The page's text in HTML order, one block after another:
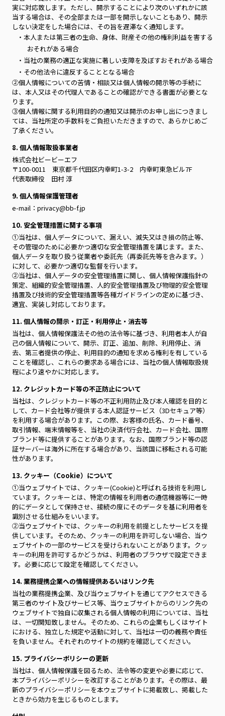
実に対応致します。ただし、開示することにより次のいずれかに該
当する場合は、その全部または一部を開示しないこともあり、開示
しない決定をした場合には、その旨を遅滞なく通知します。
・本人または第三者の生命、身体、財産その他の権利利益を害する
おそれがある場合
・当社の業務の適正な実施に著しい支障を及ぼすおそれがある場合
・その他法令に違反することとなる場合
②個人情報についての苦情・相談又は個人情報の開示等の手続に
は、本人又はその代理人であることの確認ができる書面が必要とな
ります。
③個人情報に関する利用目的の通知又は開示のお申し出につきまし
ては、当社所定の手数料をご負担いただきますので、あらかじめご
了承ください。
8. 個人情報取扱事業者
株式会社ビービーエフ
〒100-0011 東京都千代田区内幸町1-3-2 内幸町東急ビル7F
代表取締役 田村 淳
9. 個人情報保護管理者
e-mail：privacy@bb-f.jp
10. 安全管理措置に関する事項
①当社は、個人データについて、漏えい、滅失又はき損の防止等、
その管理のために必要かつ適切な安全管理措置を講じます。また、
個人データを取り扱う従業者や委託先（再委託先等を含みます。）
に対して、必要かつ適切な監督を行います。
②当社は、個人データの安全管理措置に関し、個人情報保護指針の
策定、組織的安全管理措置、人的安全管理措置及び物理的安全管理
措置及び技術的安全管理措置等各種ガイドラインの定めに基づき、
適宜、実装し対応しております。
11. 個人情報の開示・訂正・利用停止・消去等
当社は、個人情報保護法その他の法令等に基づき、利用者本人が自
己の個人情報について、開示、訂正、追加、削除、利用停止、消
去、第三者提供の停止、利用目的の通知を求める権利を有している
ことを確認し、これらの要求ある場合には、当社の個人情報取扱規
程により速やかに対応します。
12. クレジットカード等の不正防止について
当社は、クレジットカード等の不正利用防止及び本人確認を目的と
して、カード会社等が提供する本人認証サービス（3Dセキュア等）
を利用する場合があります。この際、お客様の氏名、カード番号、
取引情報、端末情報等を、当社の決済代行会社、カード会社、国際
ブランド等に提供することがあります。なお、国際ブランド等の認
証サーバーは海外に所在する場合があり、当該国に移転される可能
性があります。
13. クッキー（Cookie）について
①当ウェブサイトでは、クッキー(Cookie)と呼ばれる技術を利用し
ています。クッキーとは、特定の情報を利用者の通信機器等に一時
的にデータとして保持させ、接続の度にそのデータを基に利用者を
識別させる仕組みをいいます。
②当ウェブサイトでは、クッキーの利用を前提としたサービスを提
供しています。そのため、クッキーの利用を許可しない場合、当ウ
ェブサイトの一部のサービスを受けられないことがあります。クッ
キーの利用を許可するかどうかは、利用者のブラウザで設定できま
す。必要に応じて設定を確認してください。
14. 業務提携企業への情報提供あるいはリンク先
当社の業務提携企業、及び当ウェブサイトを通じてアクセスできる
第三者のサイト及びサービス等、当ウェブサイトからのリンク先の
ウェブサイトで独自に収集される個人情報の利用については、当社
は、一切関知致しません。そのため、これらの企業もしくはサイト
における、独立した規定や活動に対して、当社は一切の義務や責任
を負いません。それぞれのサイトの規約を確認してください。
15. プライバシーポリシーの更新
当社は、個人情報保護を図るため、法令等の変更や必要に応じて、
本プライバシーポリシーを改訂することがあります。その際は、最
新のプライバシーポリシーを本ウェブサイトに掲載致し、掲載した
ときから効力を生じるものとします。